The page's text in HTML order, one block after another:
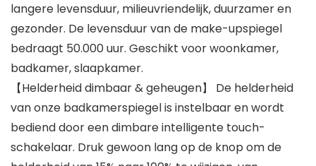
langere levensduur, milieuvriendelijk, duurzamer en
gezonder. De levensduur van de make-upspiegel
bedraagt 50.000 uur. Geschikt voor woonkamer,
badkamer, slaapkamer.
【Helderheid dimbaar & geheugen】 De helderheid
van onze badkamerspiegel is instelbaar en wordt
bediend door een dimbare intelligente touch-
schakelaar. Druk gewoon lang op de knop om de